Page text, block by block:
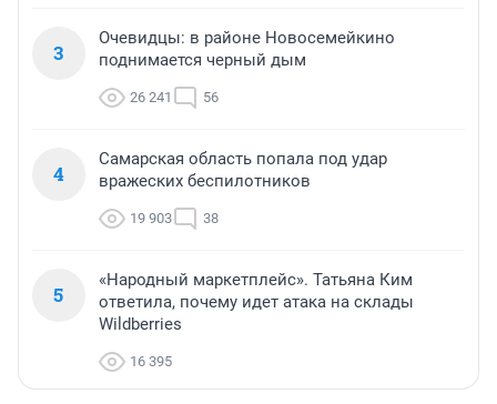
3
Очевидцы: в районе Новосемейкино
поднимается черный дым
26 241 56
4
Самарская область попала под удар
вражеских беспилотников
19 903 38
5
«Народный маркетплейс». Татьяна Ким
ответила, почему идет атака на склады
Wildberries
16 395